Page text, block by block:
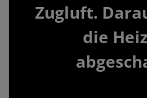
Zugluft.
die